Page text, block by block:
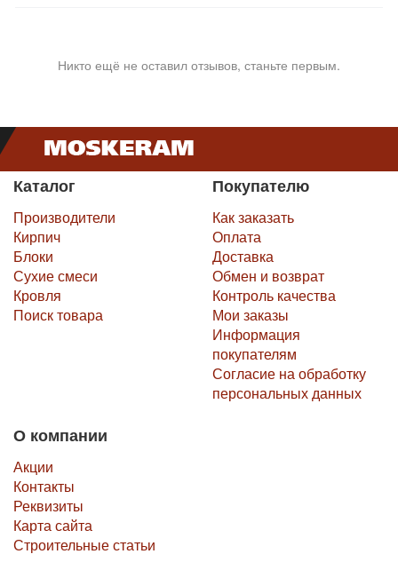
Никто ещё не оставил отзывов, станьте первым.
Каталог
Производители
Кирпич
Блоки
Сухие смеси
Кровля
Поиск товара
Покупателю
Как заказать
Оплата
Доставка
Обмен и возврат
Контроль качества
Мои заказы
Информация
покупателям
Согласие на обработку
персональных данных
О компании
Акции
Контакты
Реквизиты
Карта сайта
Строительные статьи